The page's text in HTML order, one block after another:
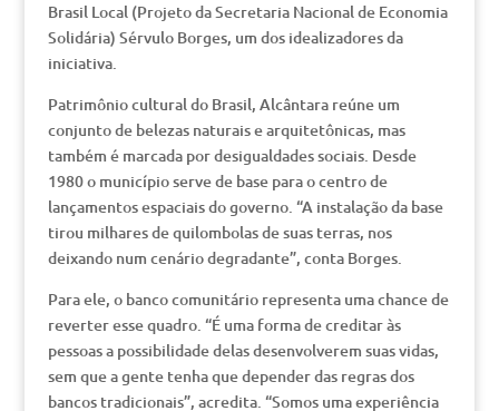
Brasil Local (Projeto da Secretaria Nacional de Economia
Solidária) Sérvulo Borges, um dos idealizadores da
iniciativa.
Patrimônio cultural do Brasil, Alcântara reúne um
conjunto de belezas naturais e arquitetônicas, mas
também é marcada por desigualdades sociais. Desde
1980 o município serve de base para o centro de
lançamentos espaciais do governo. “A instalação da base
tirou milhares de quilombolas de suas terras, nos
deixando num cenário degradante”, conta Borges.
Para ele, o banco comunitário representa uma chance de
reverter esse quadro. “É uma forma de creditar às
pessoas a possibilidade delas desenvolverem suas vidas,
sem que a gente tenha que depender das regras dos
bancos tradicionais”, acredita. “Somos uma experiência